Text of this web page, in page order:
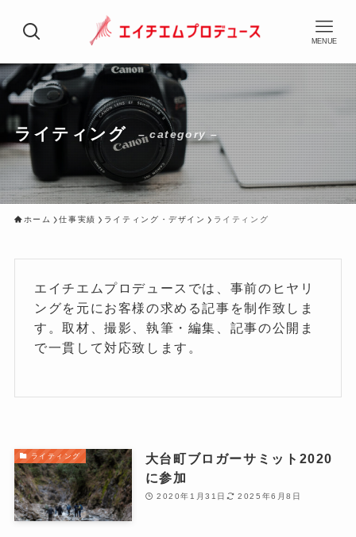
MENUE
ライティング – category –
ホーム 仕事実績 ライティング・デザイン ライティング
エイチエムプロデュースでは、事前のヒヤリ
ングを元にお客様の求める記事を制作致しま
す。取材、撮影、執筆・編集、記事の公開ま
で一貫して対応致します。
ライティング
大台町ブロガーサミット2020
に参加
2020年1月31日 2025年6月8日